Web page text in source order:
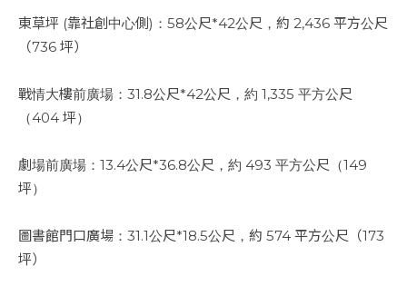
東草坪 (靠社創中心側)：58公尺*42公尺，約 2,436 平方公尺
（736 坪）
戰情大樓前廣場：31.8公尺*42公尺，約 1,335 平方公尺
（404 坪）
劇場前廣場：13.4公尺*36.8公尺，約 493 平方公尺（149
坪）
圖書館門口廣場：31.1公尺*18.5公尺，約 574 平方公尺（173
坪）